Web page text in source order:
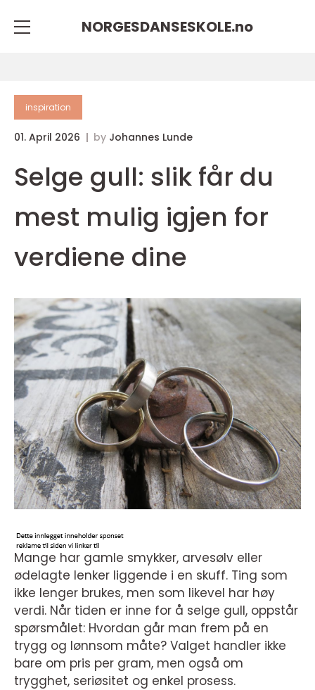
NORGESDANSESKOLE.no
inspiration
01. April 2026 by Johannes Lunde
Selge gull: slik får du
mest mulig igjen for
verdiene dine
Mange har gamle smykker, arvesølv eller
ødelagte lenker liggende i en skuff. Ting som
ikke lenger brukes, men som likevel har høy
verdi. Når tiden er inne for å selge gull, oppstår
spørsmålet: Hvordan går man frem på en
trygg og lønnsom måte? Valget handler ikke
bare om pris per gram, men også om
trygghet, seriøsitet og enkel prosess.